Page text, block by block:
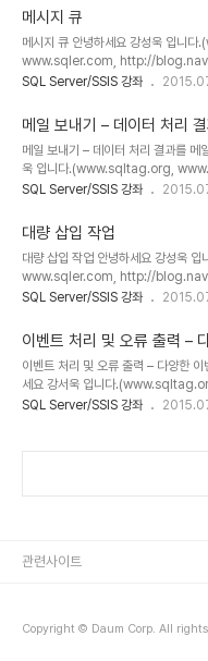
스에 있는 정보를 읽어오는 기능을 합
서비스나 환율, 주식정보 등을 읽어
여 [Integration Services 프로젝트]
탭에서 [웹 서비스 태스크] 작업을 드
다. [웹 서비스 작업]에서 마우스 오른
메시지 큐
메시지 큐 안녕하세요 강성욱 입니
www.sqler.com, http://
는 [메시지 큐]에 대해서 알아 보도록
지를 주고 받을 수 있는 기능 입니다.
으로 서로 다른 작업 간에 메시지 또
다. 메시지를 보내거나 받을 때 메시지
변수에 대한 문자열 메시지, 변수 중
에 대한 문자열 메시지는 메시지를 받
SQL Server/SSIS 강좌
메일 보내기 – 데이터 처리
메일 보내기 – 데이터 처리 결과를 메
욱 입니다.(www.sqltag.org,
http://blog.naver.com) 이번 시간에
메일을 보낼 수 있는 작업 개체 입니다
처리 후 생성 파일 또는 보고서 등을
를 실행하여 [Integration Services
어 흐름] 탭에서 [메일 보내기 태스크]
놓습니다. [메일 보내기 태스크]에서
SQL Server/SSIS 강좌
대량 삽입 작업
대량 삽입 작업 안녕하세요 강성욱
www.sqler.com, http://
는 [대량 삽입 작업]에 대해서 알아 보
식의 데이터 파일을 SQL Server의 테
되는 개체 입니다. 대량 삽입 작업은
않음으로 단순희 원본 텍스트 파일에
공이나 집계, 편집, 변환 기능을 구현
하여 [Integration Services 프로젝
SQL Server/SSIS 강좌
이벤트 처리 및 오류 출력 –
출력하자
이벤트 처리 및 오류 출력 – 다양한
세요 강서욱 입니다
http://blog.naver.com/jevida) 이번
관련된 시스템 변수에 저장된 정보들
트를 ..
SQL Server/SSIS 강좌
Copyright © Daum Corp. All
관련사이트